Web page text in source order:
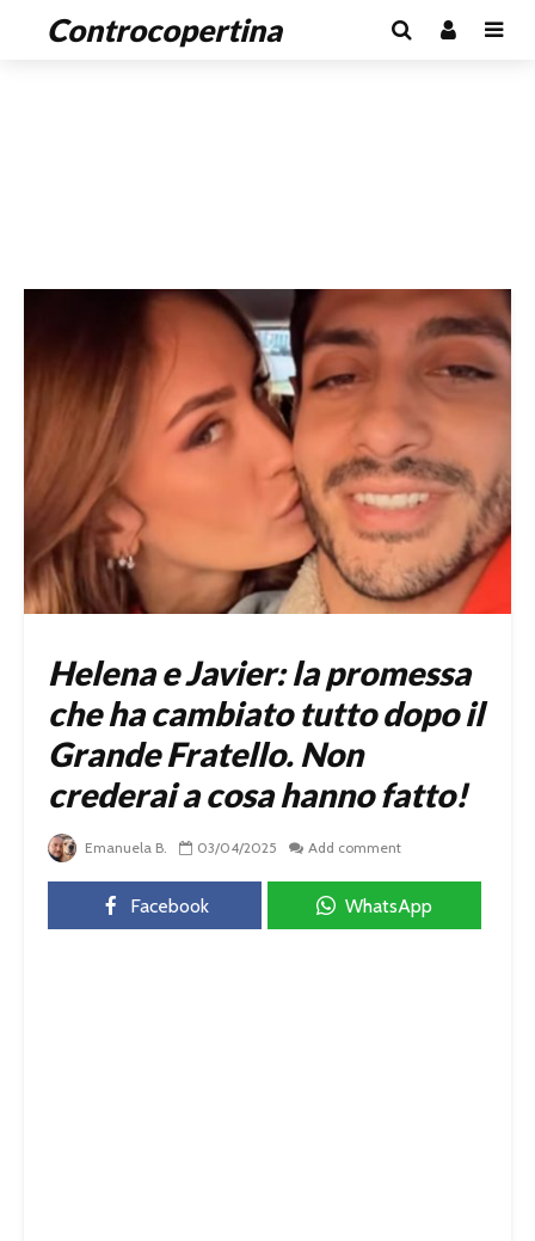
Controcopertina
Helena e Javier: la promessa
che ha cambiato tutto dopo il
Grande Fratello. Non
crederai a cosa hanno fatto!
Emanuela B. 03/04/2025 Add comment
Facebook WhatsApp